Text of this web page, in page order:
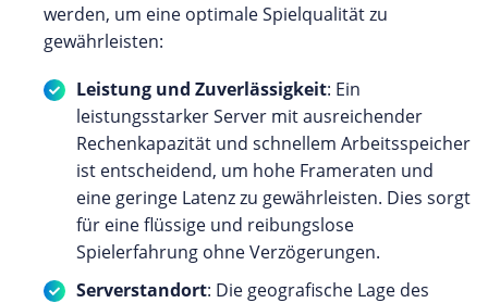
werden, um eine optimale Spielqualität zu
gewährleisten:
Leistung und Zuverlässigkeit: Ein
leistungsstarker Server mit ausreichender
Rechenkapazität und schnellem Arbeitsspeicher
ist entscheidend, um hohe Frameraten und
eine geringe Latenz zu gewährleisten. Dies sorgt
für eine flüssige und reibungslose
Spielerfahrung ohne Verzögerungen.
Serverstandort: Die geografische Lage des